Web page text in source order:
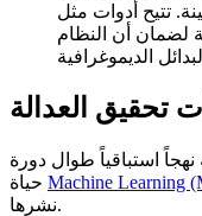
لضمان أن النظام
تحقيق العدالة
استباقياً طوال دورة
Machine Learning
نشرها.